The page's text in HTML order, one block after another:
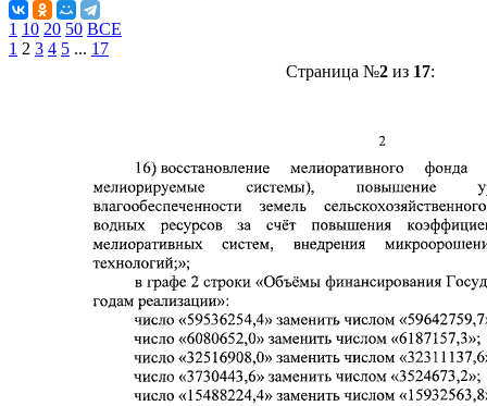
1 10 20 50 ВСЕ
1 2 3 4 5 ... 17
Страница №2из 17: